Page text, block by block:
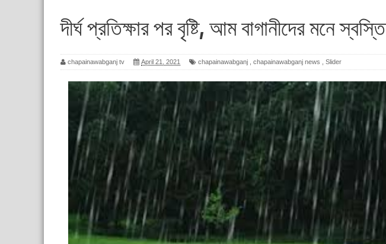
দীর্ঘ প্রতিক্ষার পর বৃষ্টি, আম বাগানীদের মনে স্বস্তি
chapainawabganj tv April 21, 2021 chapainawabganj chapainawabganj news Slider